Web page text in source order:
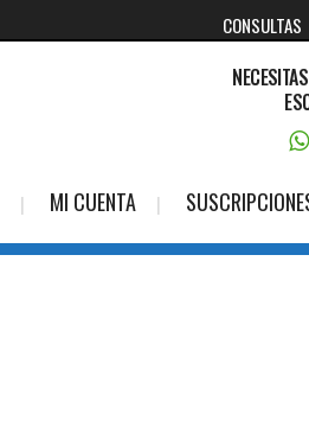
CONSULTAS
MI CUENTA